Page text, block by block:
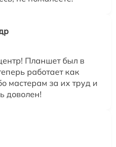
Планшет был в
работает как
мастерам за их труд и
доволен!